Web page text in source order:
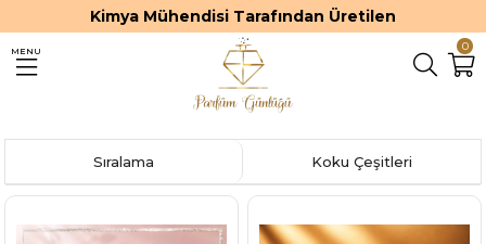
Kimya Mühendisi Tarafından Üretilen
0
MENU
Koku Çeşitleri
Sıralama